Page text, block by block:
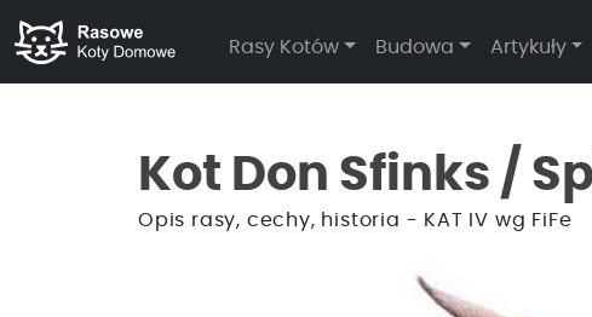
Rasy Kotów Budowa Artykuły
Kot Don Sfinks /
Opis rasy, cechy, historia - KAT IV wg FiFe